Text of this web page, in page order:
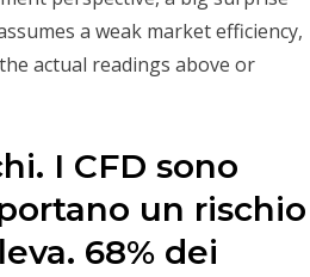
a weak market efficiency,
actual readings above or
I CFD sono
un rischio
68% dei